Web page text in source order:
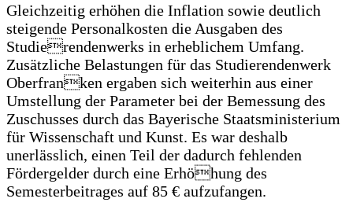
Gleichzeitig erhöhen die Inflation sowie deutlich
steigende Personalkosten die Ausgaben des
Studierendenwerks in erheblichem Umfang.
Zusätzliche Belastungen für das Studierendenwerk
Oberfranken ergaben sich weiterhin aus einer
Umstellung der Parameter bei der Bemessung des
Zuschusses durch das Bayerische Staatsministerium
für Wissenschaft und Kunst. Es war deshalb
unerlässlich, einen Teil der dadurch fehlenden
Fördergelder durch eine Erhöhung des
Semesterbeitrages auf 85 € aufzufangen.